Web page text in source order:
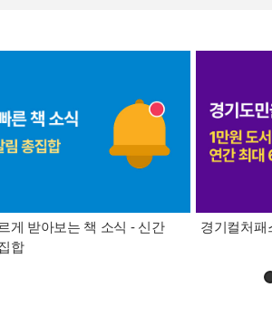
게 받아보는 책 소식 - 신간
합
경기컬처패